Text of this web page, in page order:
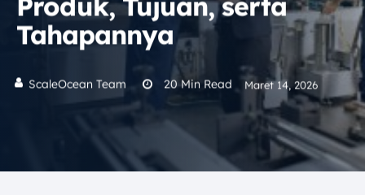
Tahapannya
ScaleOcean Team 20Min Read Maret 14, 2026